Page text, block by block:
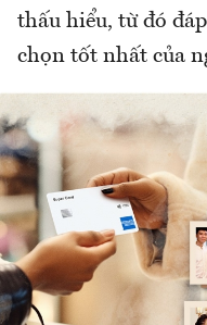
thấu hiểu, từ đó
chọn tốt nhất của